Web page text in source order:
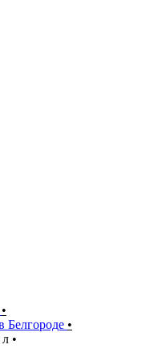
•
Белгороде •
л •